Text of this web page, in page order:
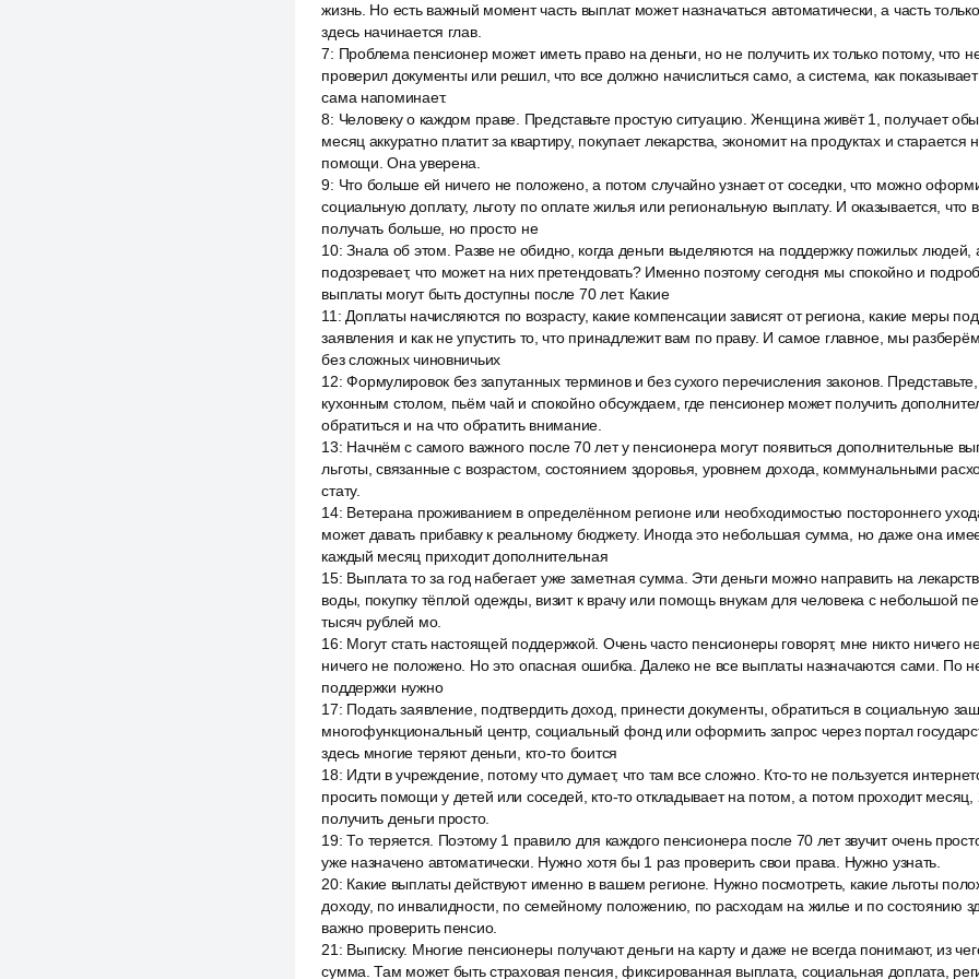
жизнь. Но есть важный момент часть выплат может назначаться автоматически, а часть
здесь начинается глав.
7: Проблема пенсионер может иметь право на деньги, но не получить их только потому, что
проверил документы или решил, что все должно начислиться само, а система, как показывает
сама напоминает.
8: Человеку о каждом праве. Представьте простую ситуацию. Женщина живёт 1, получает
месяц аккуратно платит за квартиру, покупает лекарства, экономит на продуктах и старается
помощи. Она уверена.
9: Что больше ей ничего не положено, а потом случайно узнает от соседки, что можно
социальную доплату, льготу по оплате жилья или региональную выплату. И оказывается, что
получать больше, но просто не
10:Знала об этом. Разве не обидно, когда деньги выделяются на поддержку пожилых людей,
подозревает, что может на них претендовать? Именно поэтому сегодня мы спокойно и
выплаты могут быть доступны после 70 лет. Какие
11 : Доплаты начисляются по возрасту, какие компенсации зависят от региона, какие меры
заявления и как не упустить то, что принадлежит вам по праву. И самое главное, мы
без сложных чиновничьих
12:Формулировок без запутанных терминов и без сухого перечисления законов.
кухонным столом, пьём чай и спокойно обсуждаем, где пенсионер может получить
обратиться и на что обратить внимание.
13: Начнём с самого важного после 70 лет у пенсионера могут появиться дополнительные
льготы, связанные с возрастом, состоянием здоровья, уровнем дохода, коммунальными
стату.
14: Ветерана проживанием в определённом регионе или необходимостью постороннего
может давать прибавку к реальному бюджету. Иногда это небольшая сумма, но даже она
каждый месяц приходит дополнительная
15: Выплата то за год набегает уже заметная сумма. Эти деньги можно направить на
воды, покупку тёплой одежды, визит к врачу или помощь внукам для человека с небольшой
тысяч рублей мо.
16: Могут стать настоящей поддержкой. Очень часто пенсионеры говорят, мне никто ничего
ничего не положено. Но это опасная ошибка. Далеко не все выплаты назначаются сами. По
поддержки нужно
17: Подать заявление, подтвердить доход, принести документы, обратиться в социальную
многофункциональный центр, социальный фонд или оформить запрос через портал
здесь многие теряют деньги, кто-то боится
18: Идти в учреждение, потому что думает, что там все сложно. Кто-то не пользуется
просить помощи у детей или соседей, кто-то откладывает на потом, а потом проходит месяц,
получить деньги просто.
19:То теряется. Поэтому 1 правило для каждого пенсионера после 70 лет звучит очень
уже назначено автоматически. Нужно хотя бы 1 раз проверить свои права. Нужно узнать.
20: Какие выплаты действуют именно в вашем регионе. Нужно посмотреть, какие льготы
доходу, по инвалидности, по семейному положению, по расходам на жилье и по состоянию
важно проверить пенсио.
21 : Выписку. Многие пенсионеры получают деньги на карту и даже не всегда понимают, из
сумма. Там может быть страховая пенсия, фиксированная выплата, социальная доплата,